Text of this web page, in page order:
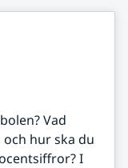
Vad
och hur ska du
I